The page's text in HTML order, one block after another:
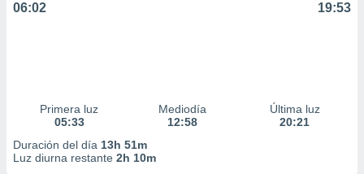
06:02 19:53
Primera luz
05:33
Mediodía
12:58
Última luz
20:21
Duración del día 13h 51m
Luz diurna restante 2h 10m